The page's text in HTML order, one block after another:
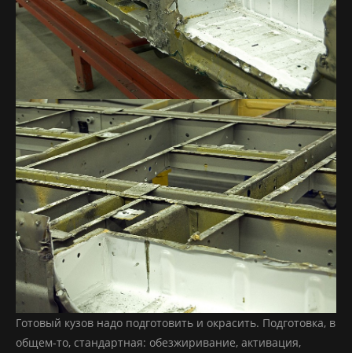
Готовый кузов надо подготовить и окрасить. Подготовка, в
общем-то, стандартная: обезжиривание, активация,